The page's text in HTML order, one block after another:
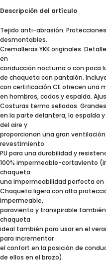
Descripción del artículo
Tejido anti-abrasión.
desmontables.
Cremalleras YKK originales.
en
conducción nocturna o con poca
de chaqueta con pantalón.
con certificación CE ofrecen una
en hombros, codos y espalda.
Costuras termo selladas.
en la parte delantera, la espalda
del aire y
proporcionan una gran
revestimiento
PU para una durabilidad y
100% impermeable-cortaviento
chaqueta
una impermeabilidad perfecta
Chaqueta ligera con alta
impermeable,
paraviento y transpirable
chaqueta
ideal también para usar en el
para incrementar
el confort en la posición de
de ellos en el brazo).